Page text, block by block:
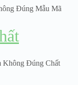
Đúng Mẫu Mã
Không Đúng Chất